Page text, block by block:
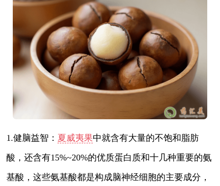
1.健脑益智： 夏威夷果中就含有大量的不饱和脂肪
酸，还含有15%~20%的优质蛋白质和十几种重要的氨
基酸，这些氨基酸都是构成脑神经细胞的主要成分，